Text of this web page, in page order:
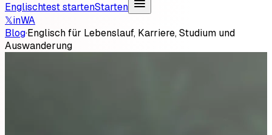
Englischtest startenStarten
𝕏inWA
Blog·Englisch für Lebenslauf, Karriere, Studium und
Auswanderung